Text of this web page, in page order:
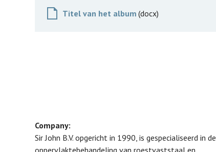
Titel van het album
Company:
Sir John B.V. opgericht in 1990, is gespecialiseerd in de